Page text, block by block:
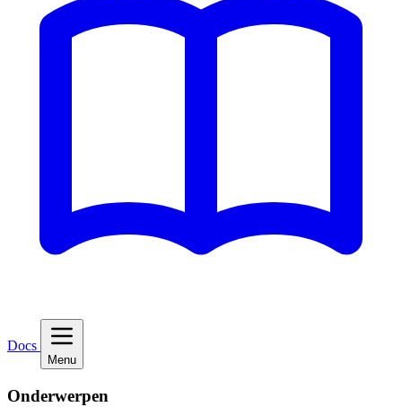
Docs
Menu
Onderwerpen